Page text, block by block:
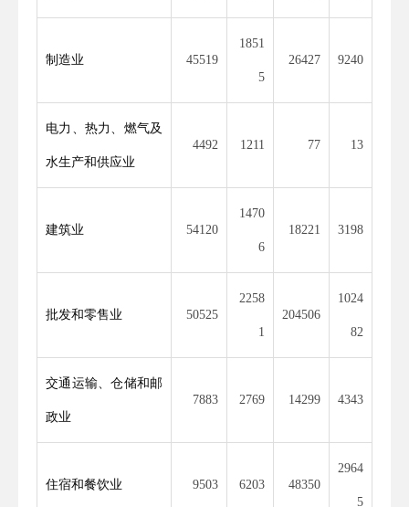
制造业 45519
1851
5
26427 9240
电力、热力、燃气及
水生产和供应业
4492 1211 77 13
建筑业 54120
1470
6
18221 3198
批发和零售业 50525
2258
1
204506
1024
82
交通运输、仓储和邮
政业
7883 2769 14299 4343
住宿和餐饮业 9503 6203 48350
2964
5